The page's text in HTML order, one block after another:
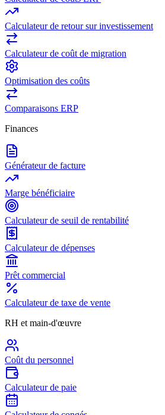
Calculateur de retour sur investissement
Calculateur de coût de migration
Optimisation des coûts
Comparaisons ERP
Finances
Générateur de facture
Marge bénéficiaire
Calculateur de seuil de rentabilité
Calculateur de dépenses
Prêt commercial
Calculateur de taxe de vente
RH et main-d'œuvre
Coût du personnel
Calculateur de paie